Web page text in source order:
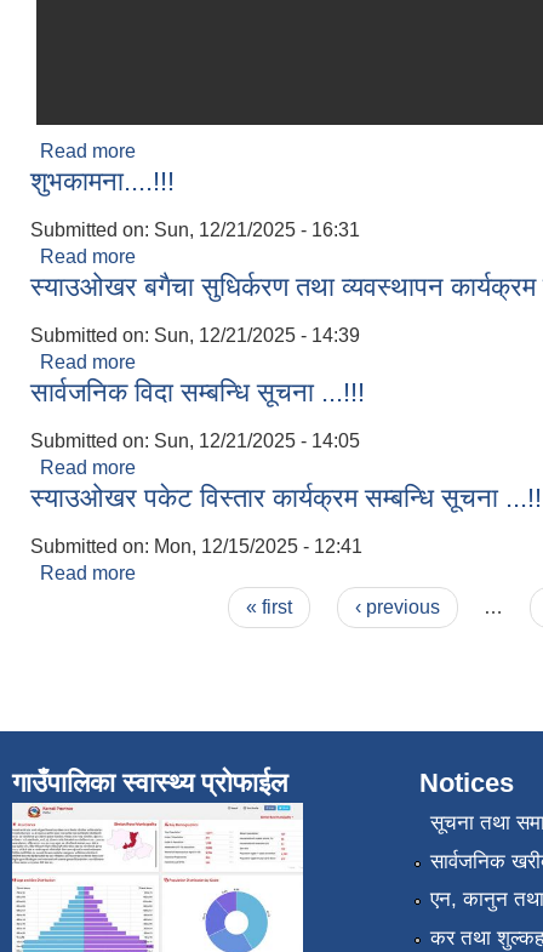
Read more
शुभकामना....!!!
Submitted on: Sun, 12/21/2025 - 16:31
Read more
स्याउओखर बगैचा सुधिर्करण तथा व्यवस्थापन
Submitted on: Sun, 12/21/2025 - 14:39
Read more
सार्वजनिक विदा सम्बन्धि सूचना ...!!!
Submitted on: Sun, 12/21/2025 - 14:05
Read more
स्याउओखर पकेट विस्तार कार्यक्रम सम्बन्धि सूचना
Submitted on: Mon, 12/15/2025 - 12:41
Read more
« first ‹ previous …
गाउँपालिका स्वास्थ्य प्रोफाईल Notices
सूचना तथा
सार्वजनिक
एन, कानुन तथा
कर तथा